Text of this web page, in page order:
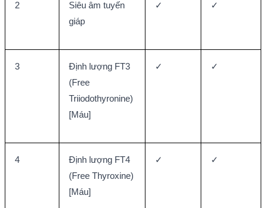
2
Siêu âm tuyến
giáp
✓ ✓
3
Định lượng FT3
(Free
Triiodothyronine)
[Máu]
✓ ✓
4
Định lượng FT4
(Free Thyroxine)
[Máu]
✓ ✓